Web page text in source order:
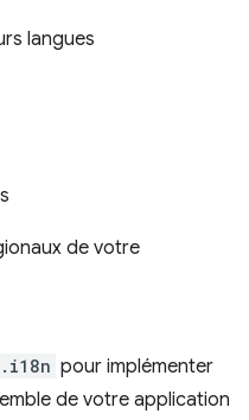
langues
de votre
pour implémenter
de votre application